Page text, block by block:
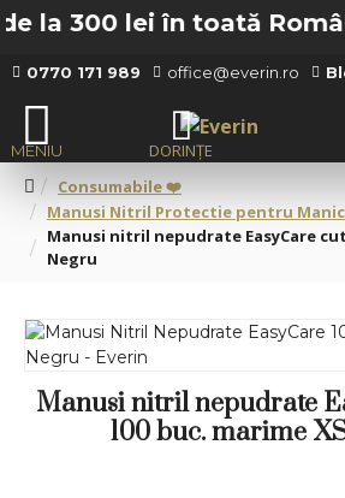
la 300 lei în toată
0770 171 989 office@everin.ro
Consumabile ❤️
Manusi Nitril Protectie pentru
Manusi nitril nepudrate EasyCare
Negru
Manusi nitril nepudrate
100 buc. marime